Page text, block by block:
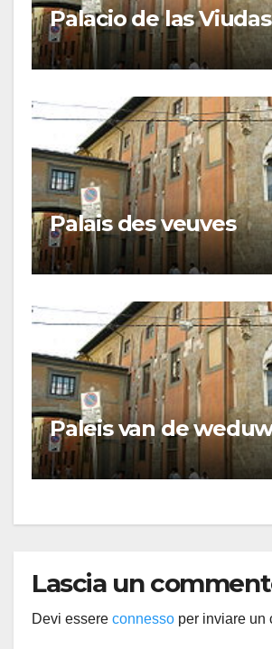
Palacio de las Viudas
Palais des veuves
Paleis van de
Lascia un
Devi essere connesso per inviare un